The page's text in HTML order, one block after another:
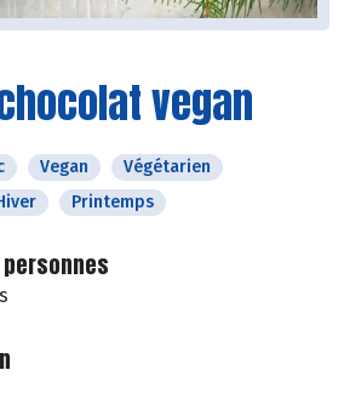
vegan
Vegan
Végétarien
Printemps
personnes